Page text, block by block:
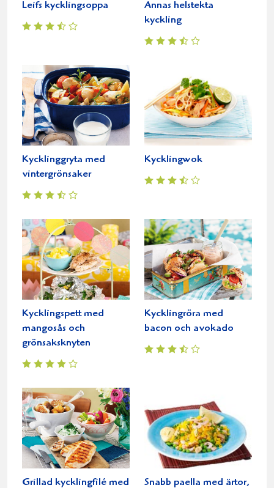
Leifs kycklingsoppa
Annas helstekta
kyckling
Kycklinggryta med
vintergrönsaker
Kycklingwok
Kycklingspett med
mangosås och
grönsaksknyten
Kycklingröra med
bacon och avokado
Grillad kycklingfilé med
Snabb paella med ärtor,